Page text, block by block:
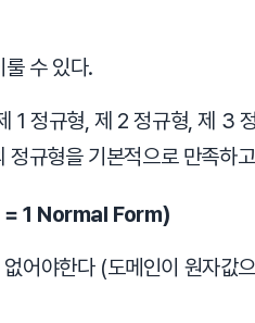
수 있다.
1 정규형, 제 2 정규형, 제 3
정규형을 기본적으로 만족하
= 1 Normal Form)
어야한다 (도메인이 원자값